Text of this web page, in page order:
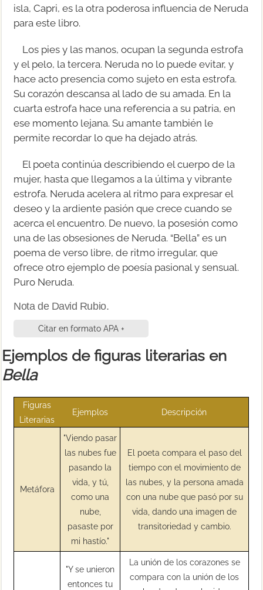
isla, Capri, es la otra poderosa influencia de Neruda
para este libro.
Los pies y las manos, ocupan la segunda estrofa
y el pelo, la tercera. Neruda no lo puede evitar, y
hace acto presencia como sujeto en esta estrofa.
Su corazón descansa al lado de su amada. En la
cuarta estrofa hace una referencia a su patria, en
ese momento lejana. Su amante también le
permite recordar lo que ha dejado atrás.
El poeta continúa describiendo el cuerpo de la
mujer, hasta que llegamos a la última y vibrante
estrofa. Neruda acelera al ritmo para expresar el
deseo y la ardiente pasión que crece cuando se
acerca el encuentro. De nuevo, la posesión como
una de las obsesiones de Neruda. “Bella” es un
poema de verso libre, de ritmo irregular, que
ofrece otro ejemplo de poesía pasional y sensual.
Puro Neruda.
Nota de David Rubio.
Citar en formato APA +
Ejemplos de figuras literarias en
Bella
Figuras
Literarias
Ejemplos Descripción
Metáfora
"Viendo pasar
las nubes fue
pasando la
vida, y tú,
como una
nube,
pasaste por
mi hastío."
El poeta compara el paso del
tiempo con el movimiento de
las nubes, y la persona amada
con una nube que pasó por su
vida, dando una imagen de
transitoriedad y cambio.
"Y se unieron
entonces tu
La unión de los corazones se
compara con la unión de los